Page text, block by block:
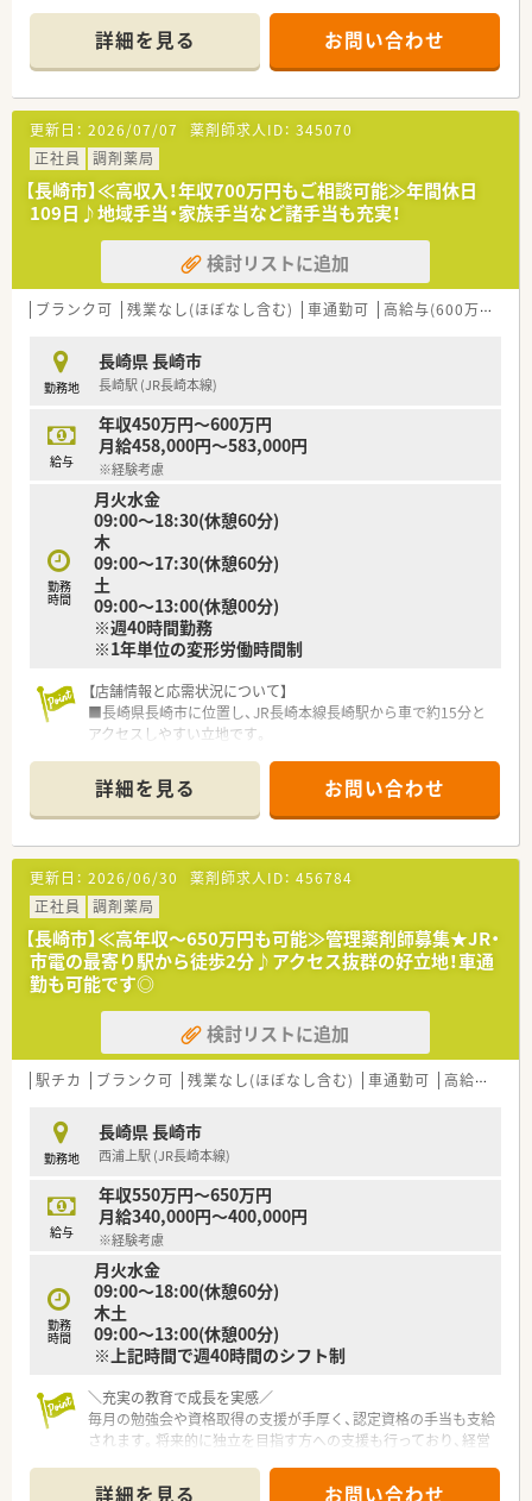
＜ こんな会社です ＞
■全国に470店舗以上の調剤薬局を展開しています。
年間100店舗拡大（2021年度実績）している会社で急速に伸びて
います。
母体のホールディングスはIT・臨床検査・農業事業など、約50社も
の企業から成り立っており安定性は抜群です。
■産育休復帰率が90%以上で推移！産育休取得やママさん薬剤師
への配慮はもちろん、男性育休希望者も取得実績がございます。
■毎年10名前後の新卒者採用がある中で薬剤師様の平均年齢は
42歳と、離職率が非常に低い調剤薬局となります。
■ピッキングシステムや調剤レコーダーなど、機器も大変充実し
■ドミナント展開をしているため、通勤範囲内で多彩な処方を取
り扱うことができます。
の商品を社員割引にて、購入できます。
＜休暇・フォロー制度が充実＞
■年間休日は122日と大変充実しており、ライフワークバランス
の充実を図れます！
■有給休暇は入社時3日付与、入社6ヶ月経過後10日付与されま
す。
それ以降も毎年10月1日に法定日数+3日付与されますので他の
法人よりも付与日数が多くメリハリを付けた就業が可能です。
■残業時間は平均10時間未満！早番・遅番とシフトをしっかり調
整して業界平均より少ない残業時間を保っています。
■2～3店舗に1名ブロック長様もおりますので、急なお休みも対
応をして頂きやすい環境がございます。
■年2回ブロック長との面談もございますので、何かあれば相談
しやすい環境が整っています。
＜キャリアパス・研修について＞
■一薬剤師から管理薬剤師、複数店舗のマネジメントをするブロ
ック長や
在宅・セルフメディケーションといった専門分野でのキャリアス
テージがあります。
■最短で20代後半でもブロック長へ昇格が可能！昇格や昇進も
しやすい環境ですので、
キャリアステップを希望される方や向上心がある方にもおすす
めです。
■研修制度も充実！各種勉強会はもちろんeラーニングや階層別
研修など多彩な研修をご用意しています。
会社が認めた社外研修については会社負担で受講できます。
詳細を見る お問い合わせ
更新日： 2026/07/07 薬剤師求人ID： 345070
正社員
調剤薬局
【長崎市】≪高収入！年収700万円もご相談可能≫年間休日
109日♪地域手当・家族手当など諸手当も充実！
検討リストに追加
ブランク可 残業なし(ほぼなし含む) 車通勤可 高給与(600万円以上)
勤務地
長崎県 長崎市
長崎駅 (JR長崎本線)
給与
年収450万円～600万円
月給458,000円～583,000円
※経験考慮
勤務
時間
月火水金
09:00～18:30(休憩60分)
木
09:00～17:30(休憩60分)
土
09:00～13:00(休憩00分)
※週40時間勤務
※1年単位の変形労働時間制
【店舗情報と応需状況について】
■長崎県長崎市に位置し、JR長崎本線長崎駅から車で約15分と
アクセスしやすい立地です。
目の経験を積めます。
■1日40枚から50枚の処方箋に対応しており、薬剤師2～3名体
制で業務にあたっています。
【募集背景と求める人物像について】
■今回は業務体制強化のための増員募集であり、即戦力として活
躍できる方を歓迎しています。
■幅広い診療科目の知識を深め、地域医療に貢献したいという意
欲を持つ方を求めています。
■患者様一人ひとりに寄り添い、丁寧な服薬指導ができる方を募
集いたします。
【求人情報について】
■経験を考慮し、年収450万円から600万円が可能であり、高収
入を目指せる求人です。
ス良好な点が魅力です。
■地域手当が月10万円支給されるなど、充実した福利厚生で安
心して働けます。
【勤務実態について】
■残業時間は月平均10時間以内と少なく、プライベートの時間
を十分に確保できます。
■月7～11日のシフト制休暇に加え、夏季・年末年始休暇も取得
可能です。
■育児・介護休業制度も充実しており、ライフステージの変化に
も柔軟に対応できる環境です。
詳細を見る お問い合わせ
更新日： 2026/06/30 薬剤師求人ID： 456784
正社員
調剤薬局
【長崎市】≪高年収～650万円も可能≫管理薬剤師募集★JR・
市電の最寄り駅から徒歩2分♪アクセス抜群の好立地！車通
勤も可能です◎
検討リストに追加
駅チカ ブランク可 残業なし(ほぼなし含む) 車通勤可 高給与(600万円以上)
勤務地
長崎県 長崎市
西浦上駅 (JR長崎本線)
給与
年収550万円～650万円
月給340,000円～400,000円
※経験考慮
勤務
時間
月火水金
09:00～18:00(休憩60分)
木土
09:00～13:00(休憩00分)
※上記時間で週40時間のシフト制
＼充実の教育で成長を実感／
毎月の勉強会や資格取得の支援が手厚く、認定資格の手当も支給
されます。将来的に独立を目指す方への支援も行っており、経営
詳細を見る お問い合わせ